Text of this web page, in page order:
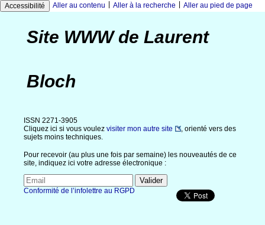
Accessibilité Aller au contenu Aller à la recherche Aller au pied de page
Site WWW de Laurent
Bloch
ISSN 2271-3905
Cliquez ici si vous voulez visiter mon autre site
, orienté vers des
sujets moins techniques.
Pour recevoir (au plus une fois par semaine) les nouveautés de ce
site, indiquez ici votre adresse électronique :
Conformité de l’infolettre au RGPD